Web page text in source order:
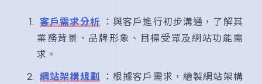
客戶需求分析 ：與客戶進行初步溝通，了解其
業務背景、品牌形象、目標受眾及網站功能需
求。
網站架構規劃 ：根據客戶需求，繪製網站架構